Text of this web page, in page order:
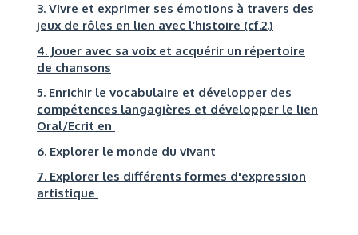
3. Vivre et exprimer ses émotions à travers des
jeux de rôles en lien avec l’histoire (cf.2.)
4. Jouer avec sa voix et acquérir un répertoire
de chansons
5. Enrichir le vocabulaire et développer des
compétences langagières et développer le lien
Oral/Ecrit en
6. Explorer le monde du vivant
7. Explorer les différents formes d'expression
artistique